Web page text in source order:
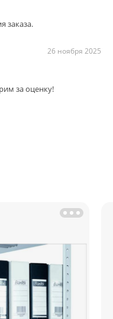
заказа.
26 ноября 2025
за оценку!